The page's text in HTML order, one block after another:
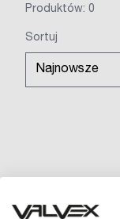
Produktów: 0
Sortuj